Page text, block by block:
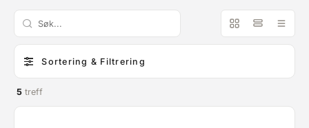
Sortering & Filtrering
5 treff